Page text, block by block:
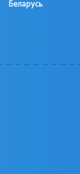
Беларусь